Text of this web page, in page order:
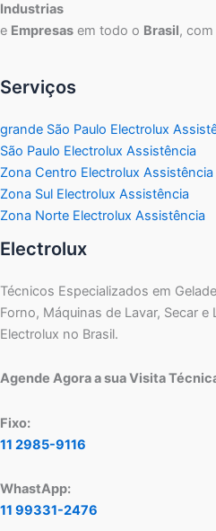
Industrias
e Empresas em todo o Brasil,
Serviços
grande São Paulo Electrolux
São Paulo Electrolux Assistência
Zona Centro Electrolux Assistência
Zona Sul Electrolux Assistência
Zona Norte Electrolux Assistência
Electrolux
Técnicos Especializados em
Forno, Máquinas de Lavar, Secar e
Electrolux no Brasil.
Agende Agora a sua Visita
Fixo:
11 2985-9116
WhastApp:
11 99331-2476